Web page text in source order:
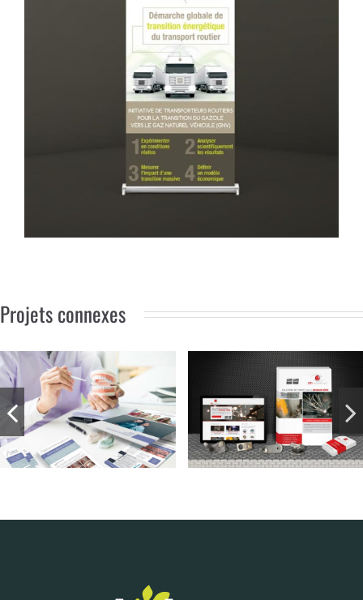
Projets connexes
Une
communication
souriante
pour Annecy
Orthodontie
Une
communication
à la pointe
pour GTI
Assemblage